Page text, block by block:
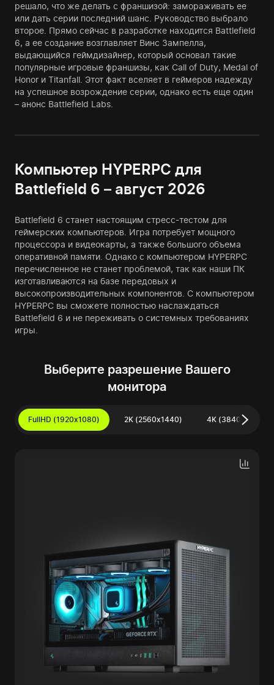
решало, что же делать с франшизой: замораживать ее
или дать серии последний шанс. Руководство выбрало
второе. Прямо сейчас в разработке находится Battlefield
6, а ее создание возглавляет Винс Зампелла,
выдающийся геймдизайнер, который основал такие
популярные игровые франшизы, как Call of Duty, Medal of
Honor и Titanfall. Этот факт вселяет в геймеров надежду
на успешное возрождение серии, однако есть еще один
– анонс Battlefield Labs.
Компьютер HYPERPC для
Battlefield 6 – август 2026
Battlefield 6 станет настоящим стресс-тестом для
геймерских компьютеров. Игра потребует мощного
процессора и видеокарты, а также большого объема
оперативной памяти. Однако с компьютером HYPERPC
перечисленное не станет проблемой, так как наши ПК
изготавливаются на базе передовых и
высокопроизводительных компонентов. С компьютером
HYPERPC вы сможете полностью наслаждаться
Battlefield 6 и не переживать о системных требованиях
игры.
Выберите разрешение Вашего
монитора
FullHD (1920x1080) 2K (2560x1440) 4K (3840x2160)